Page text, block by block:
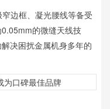
边框、凝光腰线等备受
的微缝天线技
决困扰金属机身多年的